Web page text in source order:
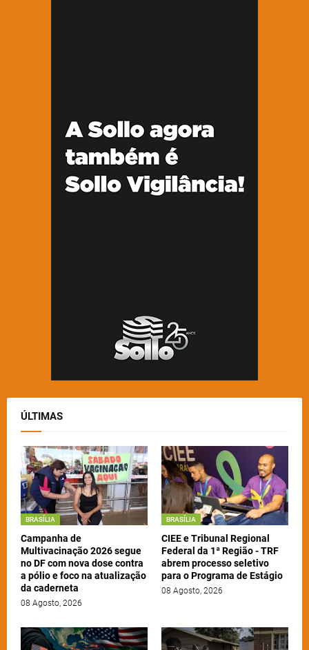
ÚLTIMAS
BRASÍLIA
Campanha de
Multivacinação 2026 segue
no DF com nova dose contra
a pólio e foco na atualização
da caderneta
08 Agosto, 2026
BRASÍLIA
CIEE e Tribunal Regional
Federal da 1ª Região - TRF
abrem processo seletivo
para o Programa de Estágio
08 Agosto, 2026